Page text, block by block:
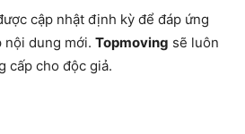
cập nhật định kỳ để đáp ứng
nội dung mới. Topmoving sẽ luôn
cấp cho độc giả.